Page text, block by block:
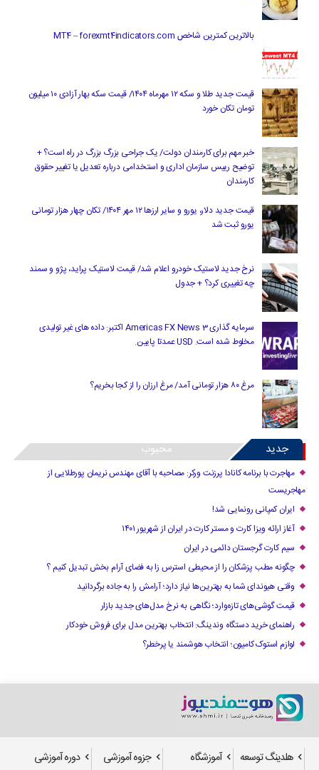
بالاترین کمترین شاخص MT4 – forexmt4indicators.com
قیمت جدید طلا و سکه ۱۲ مهرماه ۱۴۰۴/ قیمت سکه بهار آزادی ۱۰ میلیون
تومان تکان خورد
خبر مهم برای کارمندان دولت/ یک جراحی بزرگ بزرگ در راه است؟ +
توضیح رییس سازمان اداری و استخدامی درباره تعدیل یا تغییر حقوق
کارمندان
قیمت جدید دلار، یورو و سایر ارزها ۱۲ مهر ۱۴۰۴/ تکان چهار هزار تومانی
یورو ثبت شد
نرخ جدید لاستیک خودرو اعلام شد/ قیمت لاستیک پراید، پژو و سمند
چه تغییری کرد؟ + جدول
سرمایه گذاری Americas FX News 3 اکتبر: داده های غیر تولیدی
مخلوط شده است. USD عمدتا پایین.
مرغ ۸۰ هزار تومانی آمد/ مرغ ارزان را از کجا بخریم؟
جدید محبوب
مهاجرت با برنامه کانادا پرزنت ورکر: مصاحبه با آقای مهندس نریمان پورطلایی از
مهاجریست
ایران کمپانی رونمایی شد!
آغاز ارائه ویزا کارت و مستر کارت در ایران از شهریور ۱۴۰۱
سیم کارت گرجستان دائمی در ایران
چگونه مطب پزشکان را از محیطی استرس زا به فضای آرام بخش تبدیل کنیم ؟
وقتی هیوندای شما به بهترین‌ها نیاز دارد؛ آرامش را به جاده برگردانید
قیمت گوشی‌های تازه‌وارد؛ نگاهی به نرخ مدل‌های جدید بازار
راهنمای خرید دستگاه وندینگ: انتخاب بهترین مدل برای فروش خودکار
لوازم استوک کامیون؛ انتخاب هوشمند یا پرخطر؟
هلدینگ توسعه
آموزشگاه
جزوه آموزشی
دوره آموزشی